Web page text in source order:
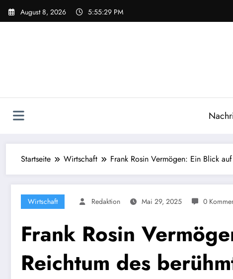
Zum
Inhalt
August 8, 2026 5:55:30 PM
Startseite Wirtschaft Frank Rosin Vermögen: Ein Blick
Wirtschaft Redaktion Mai 29, 2025 0
Frank Rosin
Reichtum des